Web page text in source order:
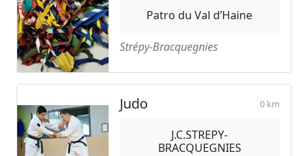
Patro du Val d’Haine
Strépy-Bracquegnies
Judo 0 km
J.C.STREPY-
BRACQUEGNIES